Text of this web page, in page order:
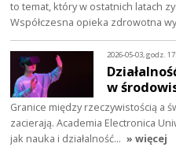
to temat, który w ostatnich latach
Współczesna opieka zdrowotna
2026-05-03, godz.
w
Granice między rzeczywistością a
zacierają. Academia Electronica
jak nauka i działalność… » więcej